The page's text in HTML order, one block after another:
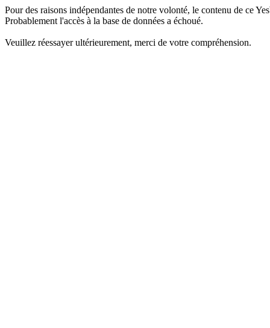
Pour des raisons indépendantes de notre volonté, le contenu de ce
Probablement l'accès à la base de données a échoué.
Veuillez réessayer ultérieurement, merci de votre compréhension.